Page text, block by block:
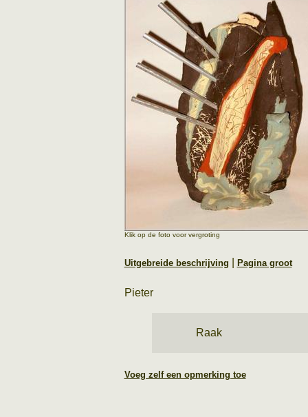
Klik op de foto voor vergroting
Uitgebreide beschrijving Pagina groot
Pieter
Raak
Voeg zelf een opmerking toe